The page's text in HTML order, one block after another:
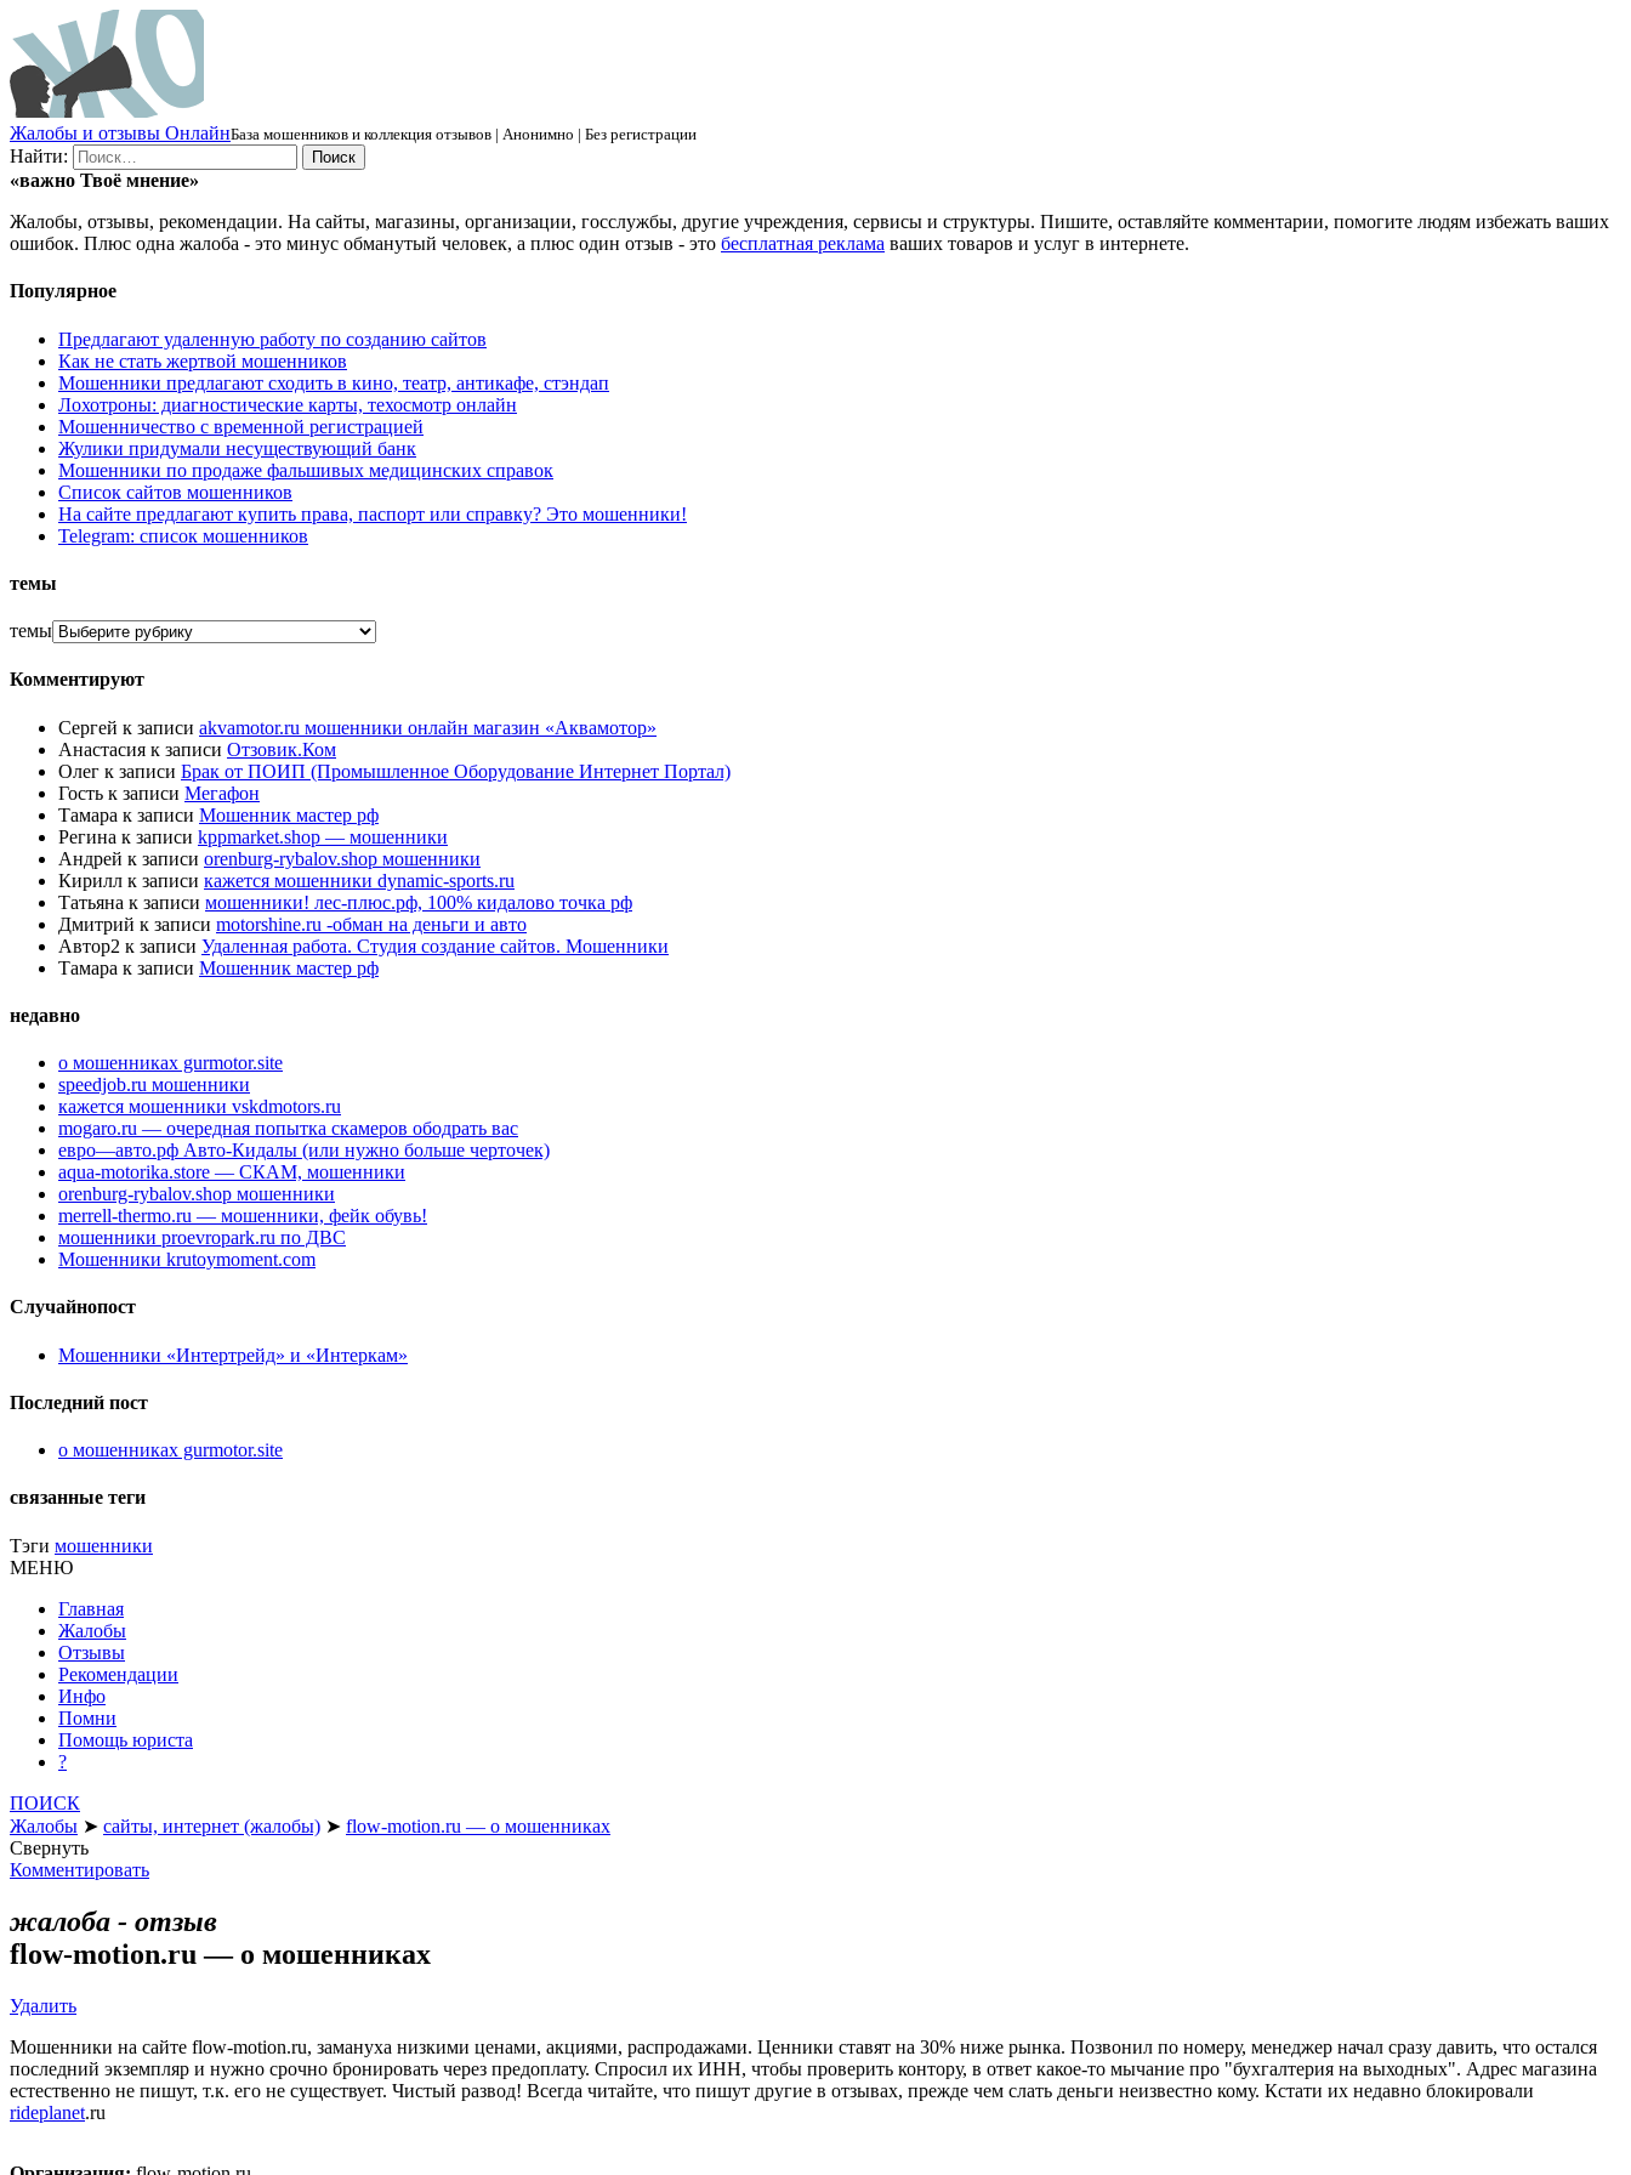
Жалобы и отзывы ОнлайнБаза мошенников и коллекция отзывов | Анонимно | Без регистрации
Найти:
«важно Твоё мнение»
Жалобы, отзывы, рекомендации. На сайты, магазины, организации, госслужбы, другие учреждения, сервисы и структуры. Пишите, оставляйте комментарии, помогите людям избежать ваших
ошибок. Плюс одна жалоба - это минус обманутый человек, а плюс один отзыв - это бесплатная реклама ваших товаров и услуг в интернете.
Популярное
Предлагают удаленную работу по созданию сайтов
Как не стать жертвой мошенников
Мошенники предлагают сходить в кино, театр, антикафе, стэндап
Лохотроны: диагностические карты, техосмотр онлайн
Мошенничество с временной регистрацией
Жулики придумали несуществующий банк
Мошенники по продаже фальшивых медицинских справок
Список сайтов мошенников
На сайте предлагают купить права, паспорт или справку? Это мошенники!
Telegram: список мошенников
темы
темы
Комментируют
Сергей к записи akvamotor.ru мошенники онлайн магазин «Аквамотор»
Анастасия к записи Отзовик.Ком
Олег к записи Брак от ПОИП (Промышленное Оборудование Интернет Портал)
Гость к записи Мегафон
Тамара к записи Мошенник мастер рф
Регина к записи kppmarket.shop — мошенники
Андрей к записи orenburg-rybalov.shop мошенники
Кирилл к записи кажется мошенники dynamic-sports.ru
Татьяна к записи мошенники! лес-плюс.рф, 100% кидалово точка рф
Дмитрий к записи motorshine.ru -обман на деньги и авто
Автор2 к записи Удаленная работа. Студия создание сайтов. Мошенники
Тамара к записи Мошенник мастер рф
недавно
о мошенниках gurmotor.site
speedjob.ru мошенники
кажется мошенники vskdmotors.ru
mogaro.ru — очередная попытка скамеров ободрать вас
евро—авто.рф Авто-Кидалы (или нужно больше черточек)
aqua-motorika.store — СКАМ, мошенники
orenburg-rybalov.shop мошенники
merrell-thermo.ru — мошенники, фейк обувь!
мошенники proevropark.ru по ДВС
Мошенники krutoymoment.com
Случайнопост
Мошенники «Интертрейд» и «Интеркам»
Последний пост
о мошенниках gurmotor.site
связанные теги
Тэги мошенники
МЕНЮ
Главная
Жалобы
Отзывы
Рекомендации
Инфо
Помни
Помощь юриста
?
ПОИСК
Жалобы ➤ сайты, интернет (жалобы) ➤ flow-motion.ru — о мошенниках
Свернуть
Комментировать
жалоба - отзыв
flow-motion.ru — о мошенниках
Удалить
Мошенники на сайте flow-motion.ru, замануха низкими ценами, акциями, распродажами. Ценники ставят на 30% ниже рынка. Позвонил по номеру, менеджер начал сразу давить, что остался
последний экземпляр и нужно срочно бронировать через предоплату. Спросил их ИНН, чтобы проверить контору, в ответ какое-то мычание про "бухгалтерия на выходных". Адрес магазина
естественно не пишут, т.к. его не существует. Чистый развод! Всегда читайте, что пишут другие в отзывах, прежде чем слать деньги неизвестно кому. Кстати их недавно блокировали
rideplanet.ru